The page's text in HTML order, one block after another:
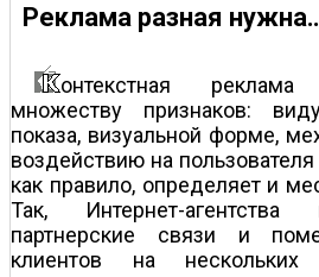
Реклама разная
онтекстная
множеству признаков:
показа, визуальной форме,
воздействию на пользователя
как правило, определяет и
Так, Интернет-
партнерские связи и
клиентов на